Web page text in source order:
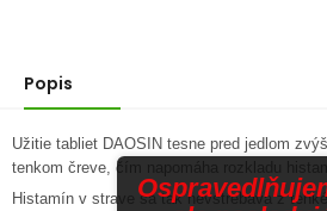
Popis
Užitie tabliet DAOSIN tesne pred jedlom
tenkom čreve, čím napomáha rozkladu
Histamín v strave sa tak nevstrebáva z